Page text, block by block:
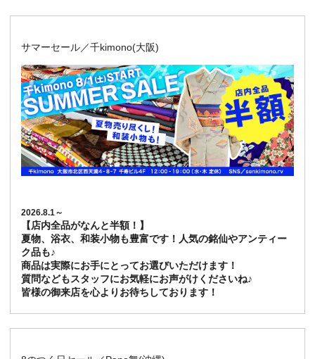
サマーセール／千kimono(大阪)
2026.8.1～
【店内全品がなんと半額！】
夏物、浴衣、和装小物も豊富です！人気の銘仙やアンティー
ク品も♪
商品は実際にお手にとってお選びいただけます！
質問などもスタッフにお気軽にお声がけくださいね♪
皆様の御来店を心よりお待ちしております！